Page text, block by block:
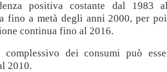
positiva costante dal 1983
fino a metà degli anni 2000, per
continua fino al 2016.
dei consumi può
2010.